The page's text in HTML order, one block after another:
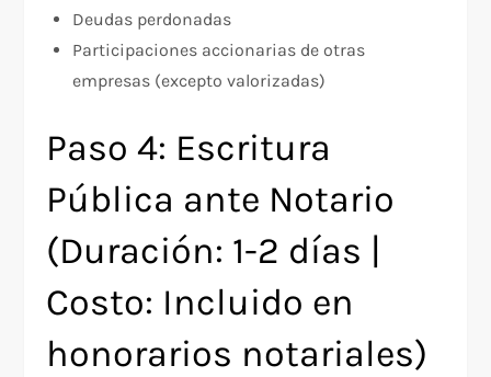
Deudas perdonadas
Participaciones accionarias de otras
empresas (excepto valorizadas)
Paso 4: Escritura
Pública ante Notario
(Duración: 1-2 días |
Costo: Incluido en
honorarios notariales)